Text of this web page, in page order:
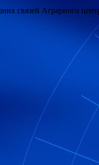
связей Аграрного